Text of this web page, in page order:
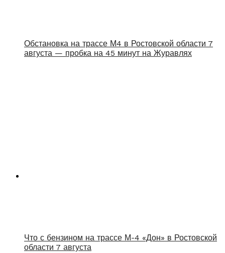
Обстановка на трассе М4 в Ростовской области 7
августа — пробка на 45 минут на Журавлях
Что с бензином на трассе М-4 «Дон» в Ростовской
области 7 августа